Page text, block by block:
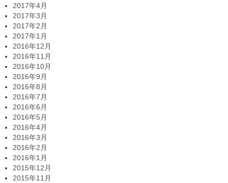
2017年4月
2017年3月
2017年2月
2017年1月
2016年12月
2016年11月
2016年10月
2016年9月
2016年8月
2016年7月
2016年6月
2016年5月
2016年4月
2016年3月
2016年2月
2016年1月
2015年12月
2015年11月